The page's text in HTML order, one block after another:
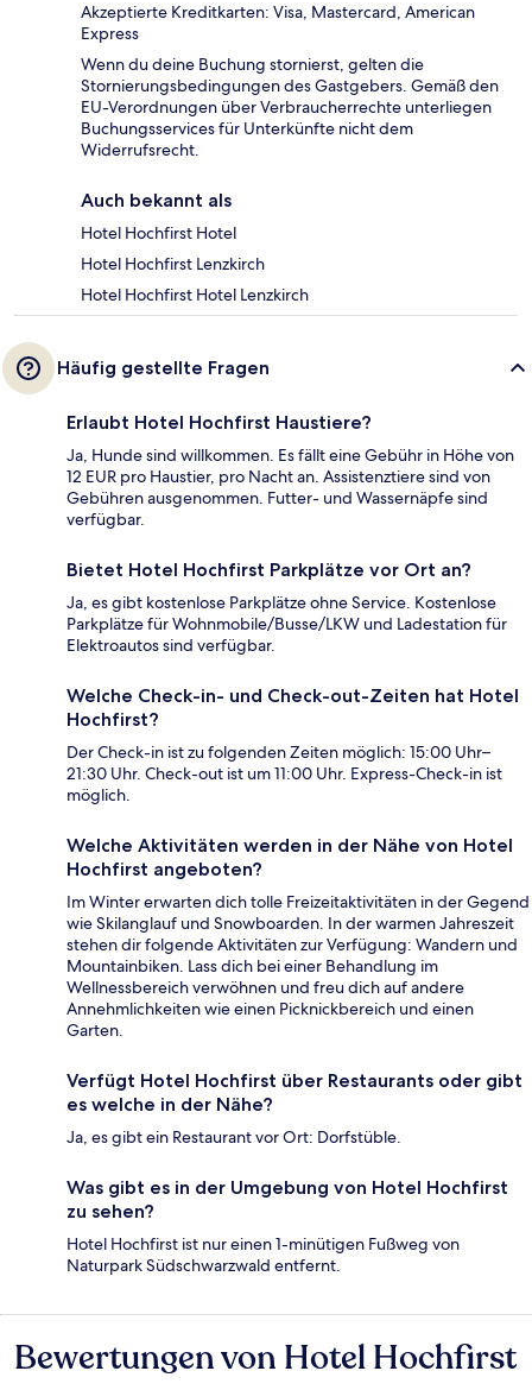
Akzeptierte Kreditkarten: Visa, Mastercard, American
Express
Wenn du deine Buchung stornierst, gelten die
Stornierungsbedingungen des Gastgebers. Gemäß den
EU-Verordnungen über Verbraucherrechte unterliegen
Buchungsservices für Unterkünfte nicht dem
Widerrufsrecht.
Auch bekannt als
Hotel Hochfirst Hotel
Hotel Hochfirst Lenzkirch
Hotel Hochfirst Hotel Lenzkirch
Häufig gestellte Fragen
Erlaubt Hotel Hochfirst Haustiere?
Ja, Hunde sind willkommen. Es fällt eine Gebühr in Höhe von
12 EUR pro Haustier, pro Nacht an. Assistenztiere sind von
Gebühren ausgenommen. Futter- und Wassernäpfe sind
verfügbar.
Bietet Hotel Hochfirst Parkplätze vor Ort an?
Ja, es gibt kostenlose Parkplätze ohne Service. Kostenlose
Parkplätze für Wohnmobile/Busse/LKW und Ladestation für
Elektroautos sind verfügbar.
Welche Check-in- und Check-out-Zeiten hat Hotel
Hochfirst?
Der Check-in ist zu folgenden Zeiten möglich: 15:00 Uhr–
21:30 Uhr. Check-out ist um 11:00 Uhr. Express-Check-in ist
möglich.
Welche Aktivitäten werden in der Nähe von Hotel
Hochfirst angeboten?
Im Winter erwarten dich tolle Freizeitaktivitäten in der Gegend
wie Skilanglauf und Snowboarden. In der warmen Jahreszeit
stehen dir folgende Aktivitäten zur Verfügung: Wandern und
Mountainbiken. Lass dich bei einer Behandlung im
Wellnessbereich verwöhnen und freu dich auf andere
Annehmlichkeiten wie einen Picknickbereich und einen
Garten.
Verfügt Hotel Hochfirst über Restaurants oder gibt
es welche in der Nähe?
Ja, es gibt ein Restaurant vor Ort: Dorfstüble.
Was gibt es in der Umgebung von Hotel Hochfirst
zu sehen?
Hotel Hochfirst ist nur einen 1-minütigen Fußweg von
Naturpark Südschwarzwald entfernt.
Bewertungen
Bewertungen von Hotel Hochfirst